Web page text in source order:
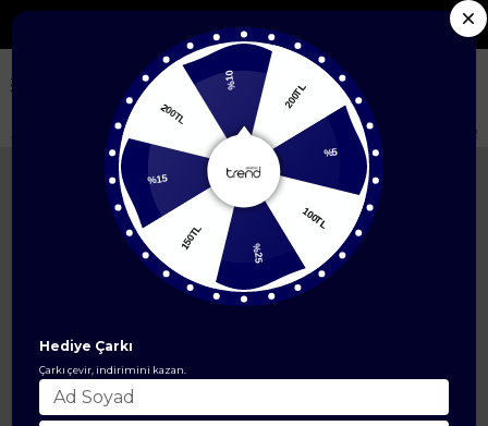
Seçili Yeni Sezon Ürünlerde %50'ye Varan İndirim
ALT GİYİM Pantolon Modelleri Bol Paça Pantolon Siyah
%10 200TL
%5
100TL
%25
150TL
%15
200TL
Hediye Çarkı
Çarkı çevir, indirimini kazan.